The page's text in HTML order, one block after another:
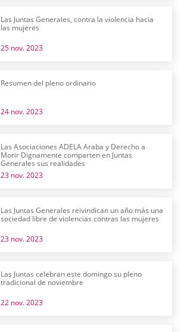
Las Juntas Generales, contra la violencia hacia
las mujeres
25 nov. 2023
Resumen del pleno ordinario
24 nov. 2023
Las Asociaciones ADELA Araba y Derecho a
Morir Dignamente comparten en Juntas
Generales sus realidades
23 nov. 2023
Las Juntas Generales reivindican un año más una
sociedad libre de violencias contras las mujeres
23 nov. 2023
Las Juntas celebran este domingo su pleno
tradicional de noviembre
22 nov. 2023